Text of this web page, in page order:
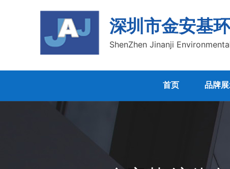
深圳市金安基
ShenZhen Jinanji
首页 品牌